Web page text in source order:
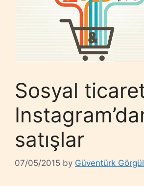
Sosyal
satışlar
07/05/2015 by Güventürk